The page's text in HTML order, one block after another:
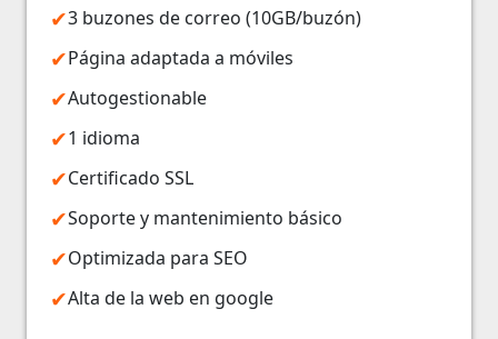
3 buzones de correo (10GB/buzón)
Página adaptada a móviles
Autogestionable
1 idioma
Certificado SSL
Soporte y mantenimiento básico
Optimizada para SEO
Alta de la web en google